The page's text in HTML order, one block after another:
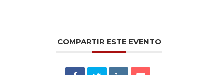
COMPARTIR ESTE EVENTO